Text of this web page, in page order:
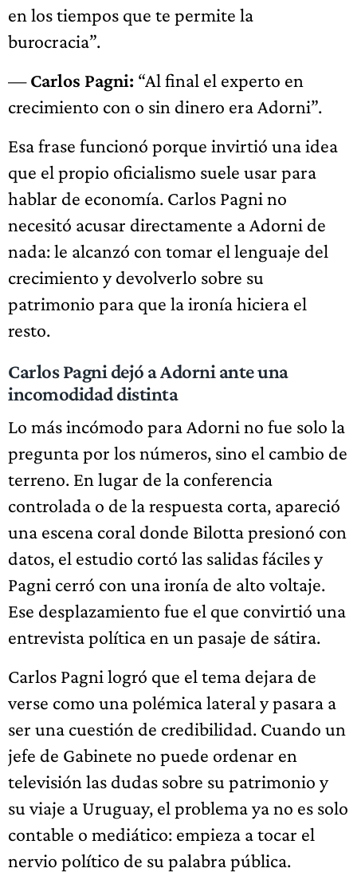
en los tiempos que te permite la
burocracia”.
—Carlos Pagni: “Al final el experto en
crecimiento con o sin dinero era Adorni”.
Esa frase funcionó porque invirtió una idea
que el propio oficialismo suele usar para
hablar de economía. Carlos Pagni no
necesitó acusar directamente a Adorni de
nada: le alcanzó con tomar el lenguaje del
crecimiento y devolverlo sobre su
patrimonio para que la ironía hiciera el
resto.
Carlos Pagni dejó a Adorni ante una
incomodidad distinta
Lo más incómodo para Adorni no fue solo la
pregunta por los números, sino el cambio de
terreno. En lugar de la conferencia
controlada o de la respuesta corta, apareció
una escena coral donde Bilotta presionó con
datos, el estudio cortó las salidas fáciles y
Pagni cerró con una ironía de alto voltaje.
Ese desplazamiento fue el que convirtió una
entrevista política en un pasaje de sátira.
Carlos Pagni logró que el tema dejara de
verse como una polémica lateral y pasara a
ser una cuestión de credibilidad. Cuando un
jefe de Gabinete no puede ordenar en
televisión las dudas sobre su patrimonio y
su viaje a Uruguay, el problema ya no es solo
contable o mediático: empieza a tocar el
nervio político de su palabra pública.